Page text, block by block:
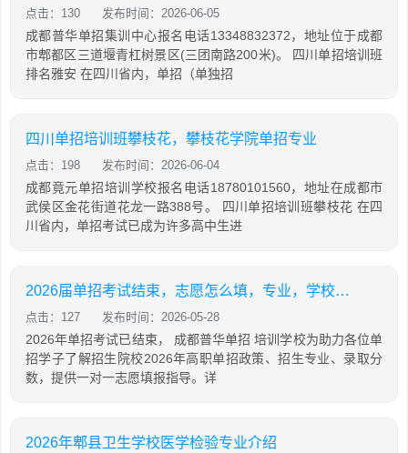
点击：130 发布时间：2026-06-05
成都普华单招集训中心报名电话13348832372，地址位于成都
市郫都区三道堰青杠树景区(三团南路200米)。 四川单招培训班
排名雅安 在四川省内，单招（单独招
四川单招培训班攀枝花，攀枝花学院单招专业
点击：198 发布时间：2026-06-04
成都竟元单招培训学校报名电话18780101560，地址在成都市
武侯区金花街道花龙一路388号。 四川单招培训班攀枝花 在四
川省内，单招考试已成为许多高中生进
2026届单招考试结束，志愿怎么填，专业，学校怎么选？普华单招1v1志愿填报！
点击：127 发布时间：2026-05-28
2026年单招考试已结束， 成都普华单招 培训学校为助力各位单
招学子了解招生院校2026年高职单招政策、招生专业、录取分
数，提供一对一志愿填报指导。详
2026年郫县卫生学校医学检验专业介绍